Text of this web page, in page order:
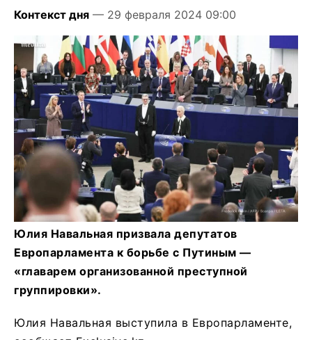
Контекст дня — 29 февраля 2024 09:00
Юлия Навальная призвала депутатов
Европарламента к борьбе с Путиным —
«главарем организованной преступной
группировки».
Юлия Навальная выступила в Европарламенте,